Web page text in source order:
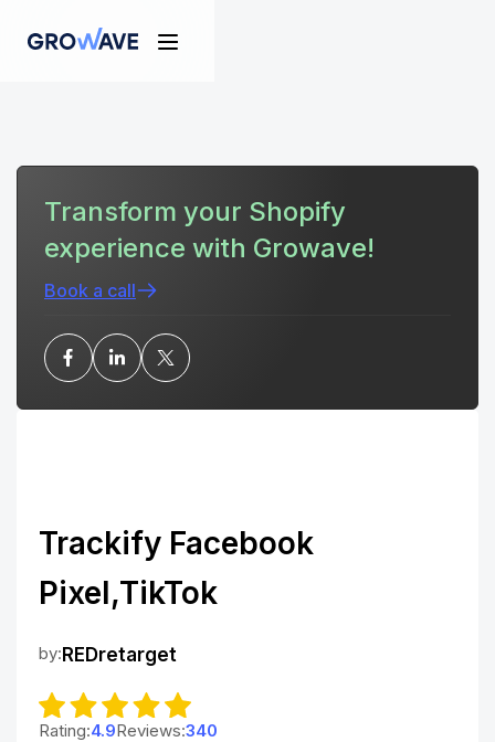
Transform your Shopify
experience with Growave!
Book a call
Trackify Facebook
Pixel,TikTok
by: REDretarget
Rating:4.9Reviews:340